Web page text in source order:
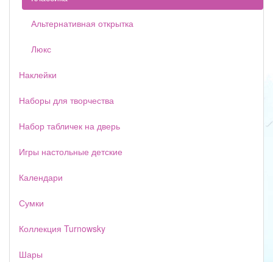
Альтернативная открытка
Люкс
Наклейки
Наборы для творчества
Набор табличек на дверь
Игры настольные детские
Календари
Сумки
Коллекция Turnowsky
Шары